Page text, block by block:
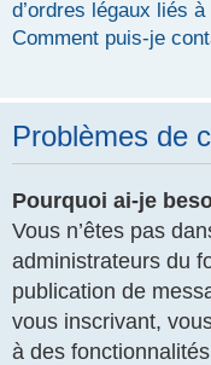
d’ordres légaux liés
Comment puis-je
Problèmes de
Pourquoi ai-je
Vous n’êtes pas
administrateurs du
publication de
vous inscrivant,
à des